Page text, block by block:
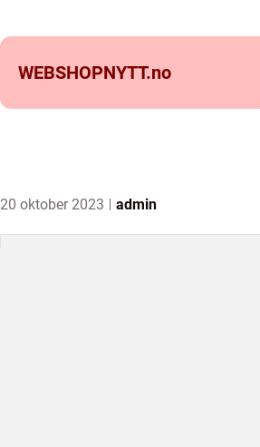
WEBSHOPNYTT.no
20 oktober 2023 admin